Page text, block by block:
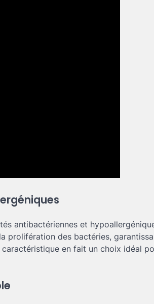
antibactériennes et
prolifération des bactéries,
en fait un choix idéal